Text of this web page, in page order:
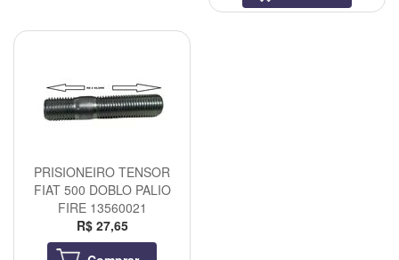
PRISIONEIRO TENSOR
FIAT 500 DOBLO PALIO
FIRE 13560021
R$ 27,65